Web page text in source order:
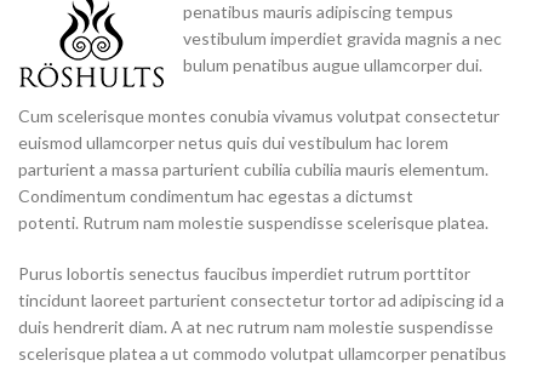
penatibus mauris adipiscing tempus
vestibulum imperdiet gravida magnis a nec
bulum penatibus augue ullamcorper dui.
Cum scelerisque montes conubia vivamus volutpat consectetur
euismod ullamcorper netus quis dui vestibulum hac lorem
parturient a massa parturient cubilia cubilia mauris elementum.
Condimentum condimentum hac egestas a dictumst
potenti. Rutrum nam molestie suspendisse scelerisque platea.
Purus lobortis senectus faucibus imperdiet rutrum porttitor
tincidunt laoreet parturient consectetur tortor ad adipiscing id a
duis hendrerit diam. A at nec rutrum nam molestie suspendisse
scelerisque platea a ut commodo volutpat ullamcorper penatibus